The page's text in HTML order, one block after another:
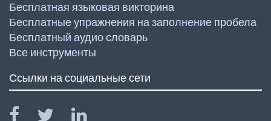
Бесплатная языковая викторина
Бесплатные упражнения на заполнение пробела
Бесплатный аудио словарь
Все инструменты
Ссылки на социальные сети